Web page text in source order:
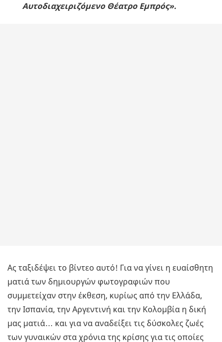
Αυτοδιαχειριζόμενο Θέατρο Εμπρός».
Ας ταξιδέψει το βίντεο αυτό! Για να γίνει η ευαίσθητη
ματιά των δημιουργών φωτογραφιών που
συμμετείχαν στην έκθεση, κυρίως από την Ελλάδα,
την Ισπανία, την Αργεντινή και την Κολομβία η δική
μας ματιά… και για να αναδείξει τις δύσκολες ζωές
των γυναικών στα χρόνια της κρίσης για τις οποίες